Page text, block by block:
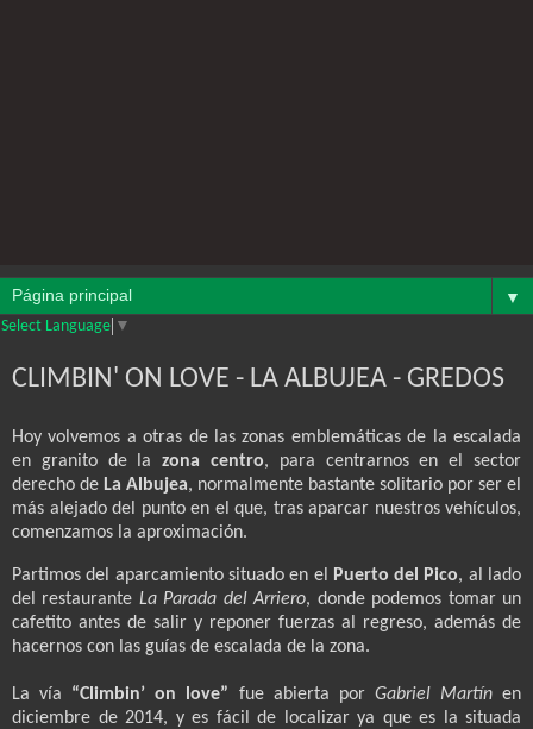
▼
Select Language ▼
CLIMBIN' ON LOVE - LA ALBUJEA - GREDOS
Hoy volvemos a otras de las zonas emblemáticas de la escalada
en granito de lazona centro, para centrarnos en el sector
derecho de La Albujea, normalmente bastante solitario por ser el
más alejado del punto en el que, tras aparcar nuestros vehículos,
comenzamos la aproximación.
Partimos del aparcamiento situado en el Puerto del Pico, al lado
del restaurante La Parada del Arriero, donde podemos tomar un
cafetito antes de salir y reponer fuerzas al regreso, además de
hacernos con las guías de escalada de la zona.
La vía “Climbin’ on love” fue abierta por Gabriel Martínen
diciembre de 2014, y es fácil de localizar ya que es la situada